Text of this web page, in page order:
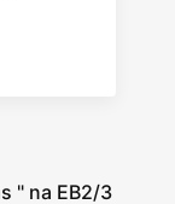
" na EB2/3